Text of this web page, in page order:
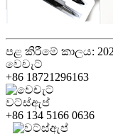
පළ කිරීමේ කාලය:
වෙචැට්
+86 18721296163
වට්ස්ඇප්
+86 134 5166 0636